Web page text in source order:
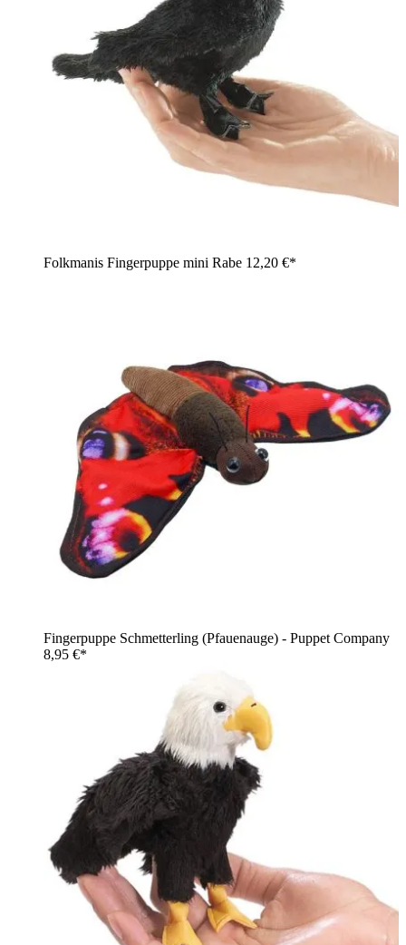
Folkmanis Fingerpuppe mini Rabe 12,20 €*
Fingerpuppe Schmetterling (Pfauenauge) - Puppet Company
8,95 €*